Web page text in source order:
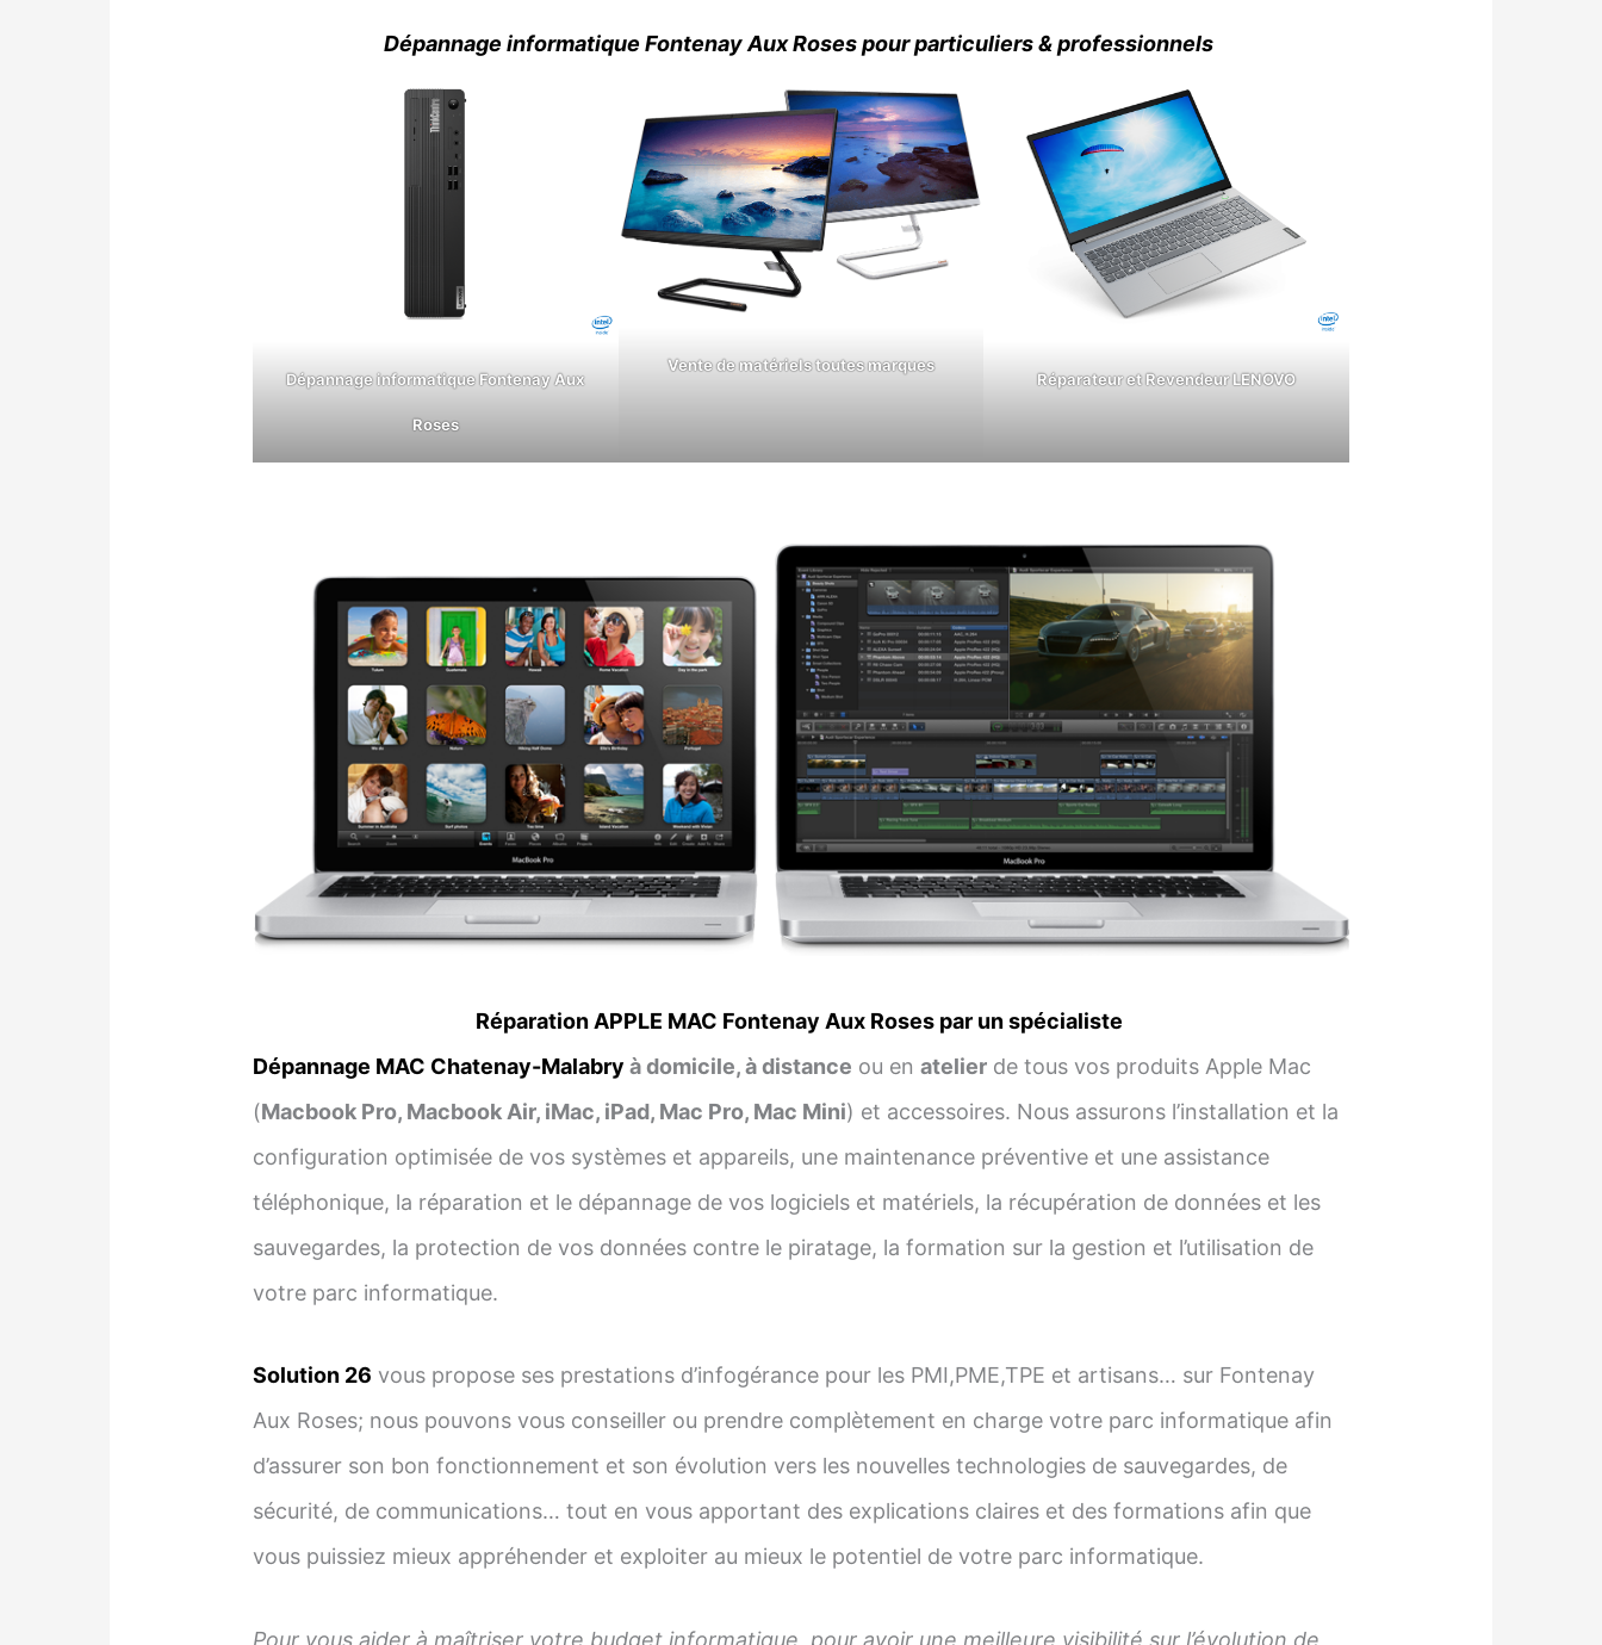
Dépannage informatique Fontenay Aux Roses pour particuliers & professionnels
Dépannage informatique Fontenay Aux
Roses
Vente de matériels toutes marques
Réparateur et Revendeur LENOVO
Réparation APPLE MAC Fontenay Aux Roses par un spécialiste
Dépannage MAC Chatenay-Malabry à domicile, à distance ou enatelier de tous vos produits Apple Mac
(Macbook Pro, Macbook Air, iMac, iPad, Mac Pro, Mac Mini) et accessoires. Nous assurons l’installation et la
configuration optimisée de vos systèmes et appareils, une maintenance préventive et une assistance
téléphonique, la réparation et le dépannage de vos logiciels et matériels, la récupération de données et les
sauvegardes, la protection de vos données contre le piratage, la formation sur la gestion et l’utilisation de
votre parc informatique.
Solution 26 vous propose ses prestations d’infogérance pour les PMI,PME,TPE et artisans… sur Fontenay
Aux Roses; nous pouvons vous conseiller ou prendre complètement en charge votre parc informatique afin
d’assurer son bon fonctionnement et son évolution vers les nouvelles technologies de sauvegardes, de
sécurité, de communications… tout en vous apportant des explications claires et des formations afin que
vous puissiez mieux appréhender et exploiter au mieux le potentiel de votre parc informatique.
Pour vous aider à maîtriser votre budget informatique, pour avoir une meilleure visibilité sur l’évolution de